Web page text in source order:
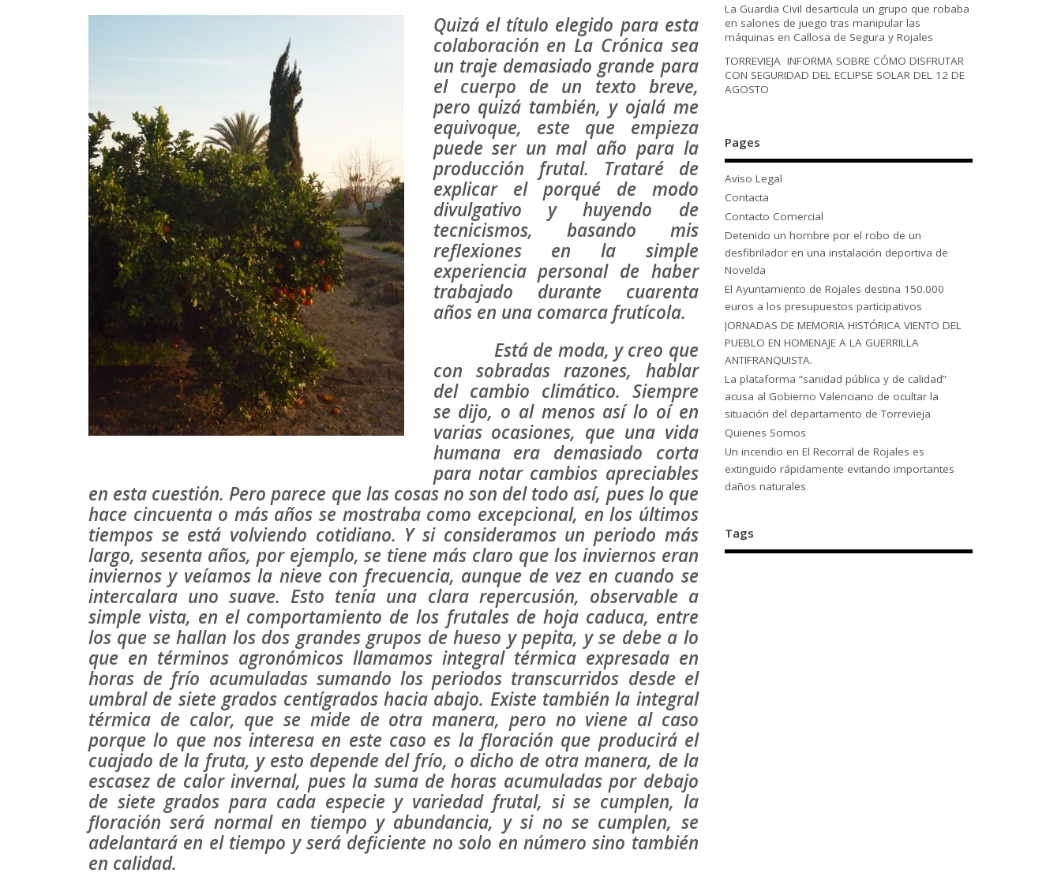
Quizá el título elegido para esta
colaboración en La Crónica sea
un traje demasiado grande para
el cuerpo de un texto breve,
pero quizá también, y ojalá me
equivoque, este que empieza
puede ser un mal año para la
producción frutal. Trataré de
explicar el porqué de modo
divulgativo y huyendo de
tecnicismos, basando mis
reflexiones en la simple
experiencia personal de haber
trabajado durante cuarenta
años en una comarca frutícola.
Está de moda, y creo que
con sobradas razones, hablar
del cambio climático. Siempre
se dijo, o al menos así lo oí en
varias ocasiones, que una vida
humana era demasiado corta
para notar cambios apreciables
en esta cuestión. Pero parece que las cosas no son del todo así, pues lo que
hace cincuenta o más años se mostraba como excepcional, en los últimos
tiempos se está volviendo cotidiano. Y si consideramos un periodo más
largo, sesenta años, por ejemplo, se tiene más claro que los inviernos eran
inviernos y veíamos la nieve con frecuencia, aunque de vez en cuando se
intercalara uno suave. Esto tenía una clara repercusión, observable a
simple vista, en el comportamiento de los frutales de hoja caduca, entre
los que se hallan los dos grandes grupos de hueso y pepita, y se debe a lo
que en términos agronómicos llamamos integral térmica expresada en
horas de frío acumuladas sumando los periodos transcurridos desde el
umbral de siete grados centígrados hacia abajo. Existe también la integral
térmica de calor, que se mide de otra manera, pero no viene al caso
porque lo que nos interesa en este caso es la floración que producirá el
cuajado de la fruta, y esto depende del frío, o dicho de otra manera, de la
escasez de calor invernal, pues la suma de horas acumuladas por debajo
de siete grados para cada especie y variedad frutal, si se cumplen, la
floración será normal en tiempo y abundancia, y si no se cumplen, se
adelantará en el tiempo y será deficiente no solo en número sino también
en calidad.
La Guardia Civil desarticula un grupo que robaba
en salones de juego tras manipular las
máquinas en Callosa de Segura y Rojales
TORREVIEJA INFORMA SOBRE CÓMO DISFRUTAR
CON SEGURIDAD DEL ECLIPSE SOLAR DEL 12 DE
AGOSTO
Pages
Aviso Legal
Contacta
Contacto Comercial
Detenido un hombre por el robo de un
desfibrilador en una instalación deportiva de
Novelda
El Ayuntamiento de Rojales destina 150.000
euros a los presupuestos participativos
JORNADAS DE MEMORIA HISTÓRICA VIENTO DEL
PUEBLO EN HOMENAJE A LA GUERRILLA
ANTIFRANQUISTA.
La plataforma “sanidad pública y de calidad”
acusa al Gobierno Valenciano de ocultar la
situación del departamento de Torrevieja
Quienes Somos
Un incendio en El Recorral de Rojales es
extinguido rápidamente evitando importantes
daños naturales
Tags